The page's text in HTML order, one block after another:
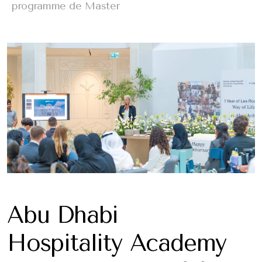
programme de Master
Abu Dhabi
Hospitality Academy